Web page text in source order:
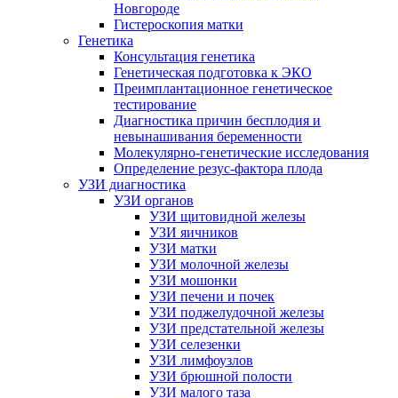
Новгороде
Гистероскопия матки
Генетика
Консультация генетика
Генетическая подготовка к ЭКО
Преимплантационное генетическое
тестирование
Диагностика причин бесплодия и
невынашивания беременности
Молекулярно-генетические исследования
Определение резус-фактора плода
УЗИ диагностика
УЗИ органов
УЗИ щитовидной железы
УЗИ яичников
УЗИ матки
УЗИ молочной железы
УЗИ мошонки
УЗИ печени и почек
УЗИ поджелудочной железы
УЗИ предстательной железы
УЗИ селезенки
УЗИ лимфоузлов
УЗИ брюшной полости
УЗИ малого таза